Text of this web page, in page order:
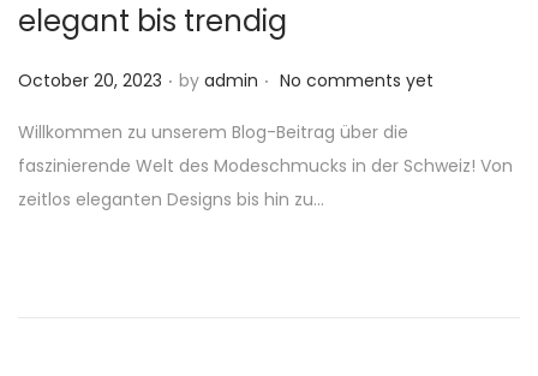
elegant bis trendig
P
s
t
e
October 20, 2023 . by admin . No comments yet
Willkommen zu unserem Blog-Beitrag über die
faszinierende Welt des Modeschmucks in der Schweiz! Von
zeitlos eleganten Designs bis hin zu…